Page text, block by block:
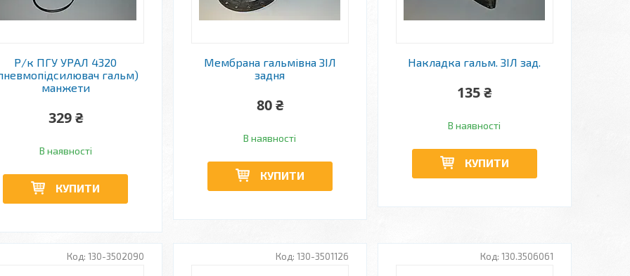
Р/к ПГУ УРАЛ 4320
гальм)
манжети
329 ₴
В наявності
КУПИТИ
Мембрана гальмівна ЗІЛ
задня
80 ₴
В наявності
КУПИТИ
Накладка гальм. ЗІЛ зад.
135 ₴
В наявності
КУПИТИ
130-3502090 130-3501126 130.3506061